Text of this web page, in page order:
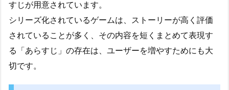
すじが用意されています。
シリーズ化されているゲームは、ストーリーが高く評価
されていることが多く、その内容を短くまとめて表現す
る「あらすじ」の存在は、ユーザーを増やすためにも大
切です。